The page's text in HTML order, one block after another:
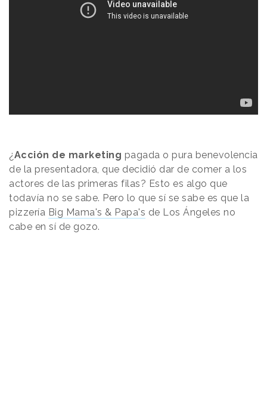
¿Acción de marketing pagada o pura benevolencia
de la presentadora, que decidió dar de comer a los
actores de las primeras filas? Esto es algo que
todavía no se sabe. Pero lo que sí se sabe es que la
pizzería Big Mama's & Papa's de Los Ángeles no
cabe en sí de gozo.